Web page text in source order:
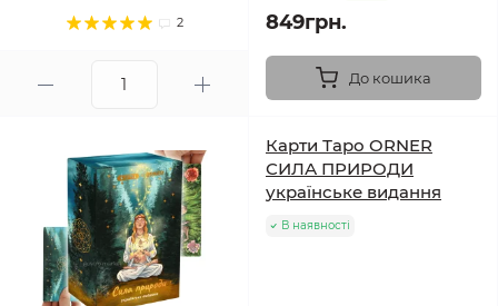
2 849грн.
До кошика
Карти Таро ORNER
СИЛА ПРИРОДИ
українське видання
В наявності